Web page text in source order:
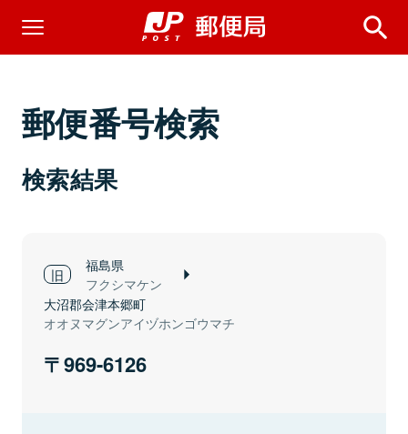
郵便番号検索
検索結果
福島県
フクシマケン
大沼郡会津本郷町
オオヌマグンアイヅホンゴウマチ
969-6126